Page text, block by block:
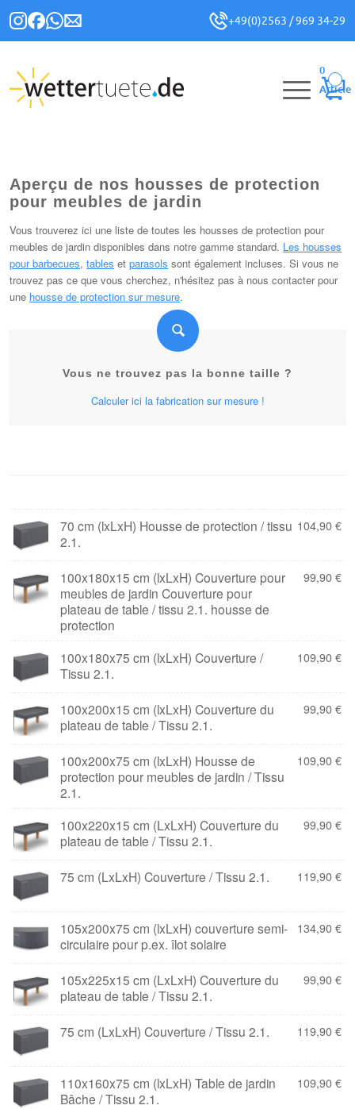
+49(0)2563 / 969 34-29
0
Article
Aperçu de nos housses de protection
pour meubles de jardin
Vous trouverez ici une liste de toutes les housses de protection pour
meubles de jardin disponibles dans notre gamme standard. Les housses
pour barbecues, tables et parasols sont également incluses. Si vous ne
trouvez pas ce que vous cherchez, n'hésitez pas à nous contacter pour
une housse de protection sur mesure.
Vous ne trouvez pas la bonne taille ?
Calculer ici la fabrication sur mesure !
70 cm (lxLxH) Housse de protection / tissu
2.1.
104,90 €
100x180x15 cm (lxLxH) Couverture pour
meubles de jardin Couverture pour
plateau de table / tissu 2.1. housse de
protection
99,90 €
100x180x75 cm (lxLxH) Couverture /
Tissu 2.1.
109,90 €
100x200x15 cm (lxLxH) Couverture du
plateau de table / Tissu 2.1.
99,90 €
100x200x75 cm (lxLxH) Housse de
protection pour meubles de jardin / Tissu
2.1.
109,90 €
100x220x15 cm (LxLxH) Couverture du
plateau de table / Tissu 2.1.
99,90 €
75 cm (LxLxH) Couverture / Tissu 2.1. 119,90 €
105x200x75 cm (lxLxH) couverture semi-
circulaire pour p.ex. îlot solaire
134,90 €
105x225x15 cm (LxLxH) Couverture du
plateau de table / Tissu 2.1.
99,90 €
75 cm (LxLxH) Couverture / Tissu 2.1. 119,90 €
110x160x75 cm (lxLxH) Table de jardin
Bâche / Tissu 2.1.
109,90 €